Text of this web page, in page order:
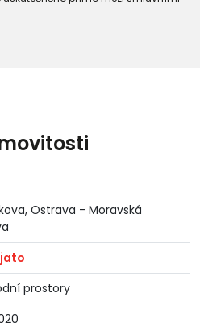
Ostrava - Moravská
prostory